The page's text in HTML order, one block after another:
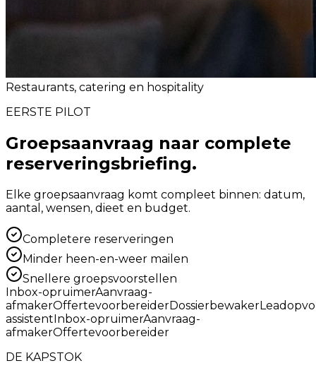
Restaurants, catering en hospitality
EERSTE PILOT
Groepsaanvraag naar complete
reserveringsbriefing.
Elke groepsaanvraag komt compleet binnen: datum,
aantal, wensen, dieet en budget.
Completere reserveringen
Minder heen-en-weer mailen
Snellere groepsvoorstellen
Inbox-opruimerAanvraag-
afmakerOffertevoorbereiderDossierbewaker
assistentInbox-opruimerAanvraag-
afmakerOffertevoorbereider
DE KAPSTOK